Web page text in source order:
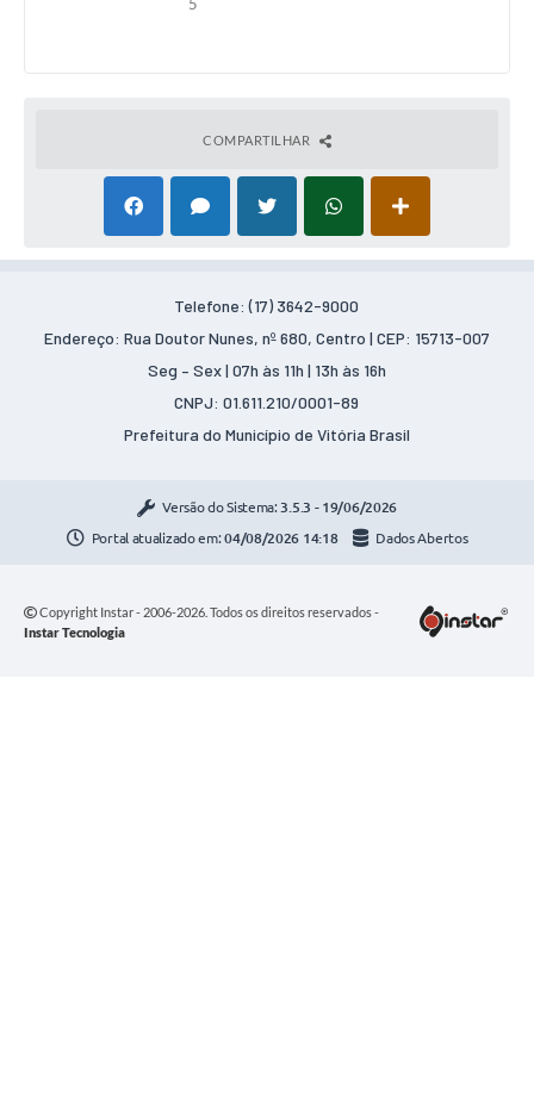
COMPARTILHAR
Telefone: (17) 3642-9000
Endereço: Rua Doutor Nunes, nº 680, Centro | CEP: 15713-007
Seg – Sex | 07h às 11h | 13h às 16h
CNPJ: 01.611.210/0001-89
Prefeitura do Município de Vitória Brasil
Versão do Sistema: 3.5.3 - 19/06/2026
Portal atualizado em:04/08/2026 14:18 Dados Abertos
Copyright Instar - 2006-2026. Todos os direitos reservados -
Instar Tecnologia